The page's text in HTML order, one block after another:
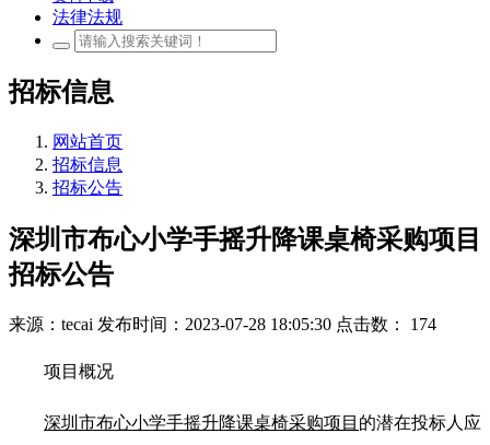
法律法规
招标信息
网站首页
招标信息
招标公告
深圳市布心小学手摇升降课桌椅采购项目
招标公告
来源：tecai 发布时间：2023-07-28 18:05:30 点击数： 174
项目概况
深圳市布心小学手摇升降课桌椅采购项目 的潜在投标人应